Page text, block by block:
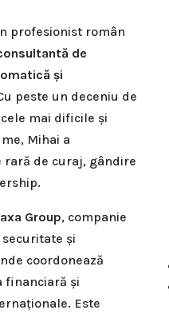
profesionist român
de
și
peste un deceniu de
mai dificile și
Mihai a
de curaj, gândire
Group, companie
și
coordonează
financiară și
Este